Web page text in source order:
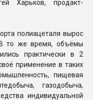
Харьков, продакт-
полиацеталя вырос
то же время, объёмы
практически в 2
применение в таких
пищевая
газодобыча,
индивидуальной